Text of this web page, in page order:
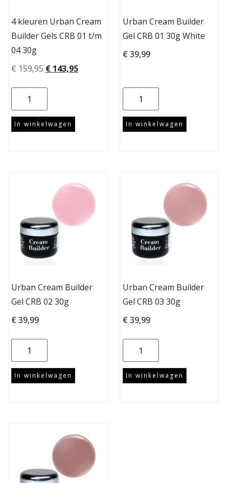
4 kleuren Urban Cream
Builder Gels CRB 01 t/m
04 30g
€ 159,95 € 143,95
In winkelwagen
Urban Cream Builder
Gel CRB 01 30g White
€39,99
In winkelwagen
Urban Cream Builder
Gel CRB 02 30g
€39,99
In winkelwagen
Urban Cream Builder
Gel CRB 03 30g
€39,99
In winkelwagen